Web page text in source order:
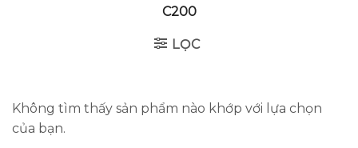
C200
LỌC
Không tìm thấy sản phẩm nào khớp với lựa chọn
của bạn.